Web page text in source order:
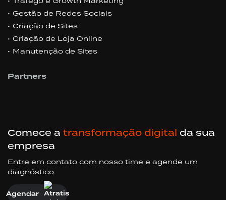
Gestão de Redes Sociais
Criação de Sites
Criação de Loja Online
Manutenção de Sites
Partners
Comece a transformação digital da sua
empresa
Entre em contato com nosso time e agende um
diagnóstico
Agendar